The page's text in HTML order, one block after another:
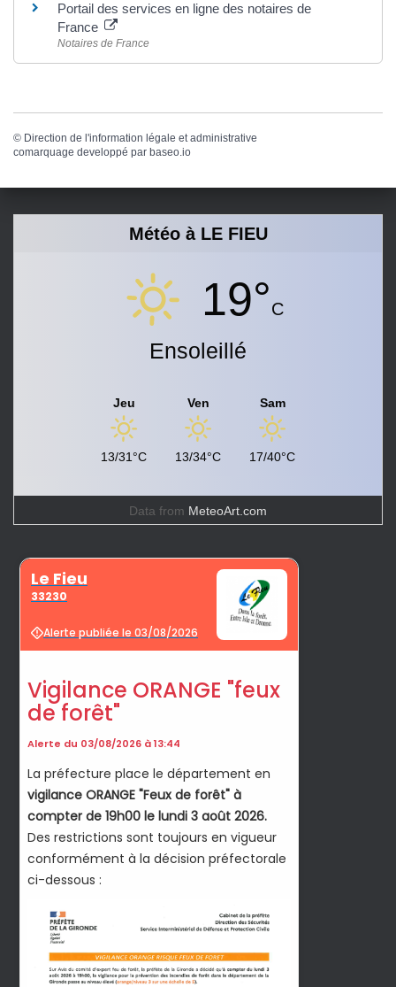
Portail des services en ligne des notaires de
France
Notaires de France
© Direction de l'information légale et administrative
comarquage developpé par baseo.io
Météo à LE FIEU
19°C
Ensoleillé
Jeu
13/31°C
Ven
13/34°C
Sam
17/40°C
Data from MeteoArt.com